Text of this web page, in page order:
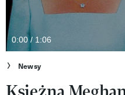
Styl życia
Kultura
Wideo
Nasze akcje
0:00 / 1:06
Newsy